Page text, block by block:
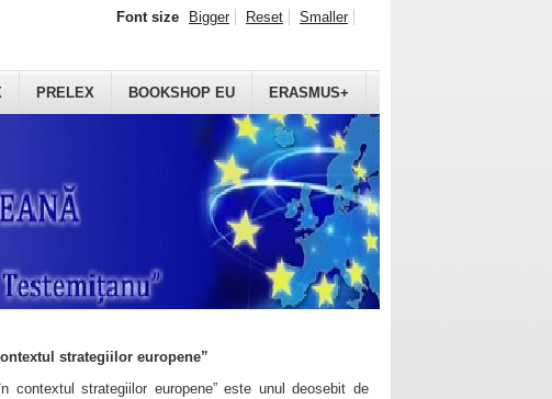
PRELEX BOOKSHOP EU ERASMUS+
Font size Bigger Reset Smaller
strategiilor europene”
contextul strategiilor europene” este unul deosebit de